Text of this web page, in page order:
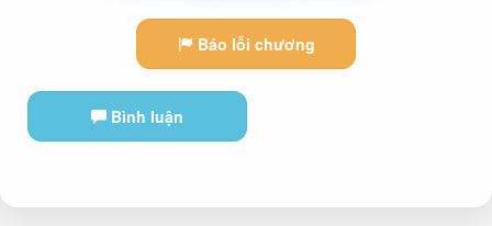
Báo lỗi chương
Bình luận